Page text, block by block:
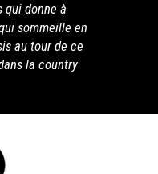
qui donne à
sommeille en
au tour de ce
la country